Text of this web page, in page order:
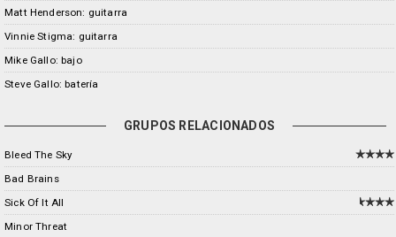
Matt Henderson: guitarra
Vinnie Stigma: guitarra
Mike Gallo: bajo
Steve Gallo: batería
GRUPOS RELACIONADOS
Bleed The Sky
Bad Brains
Sick Of It All
Minor Threat